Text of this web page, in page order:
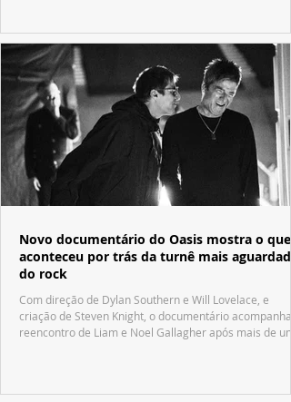
Novo documentário do Oasis mostra o que
aconteceu por trás da turnê mais aguardada
do rock
Com direção de Dylan Southern e Will Lovelace, e
criação de Steven Knight, o documentário acompanha
reencontro de Liam e Noel Gallagher após mais de